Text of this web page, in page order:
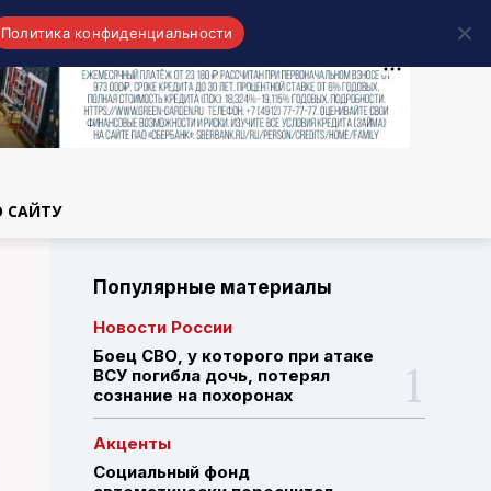
САЙТУ
Популярные материалы
Новости России
Боец СВО, у которого при атаке
ВСУ погибла дочь, потерял
сознание на похоронах
Акценты
Социальный фонд
Политика конфиденциальности